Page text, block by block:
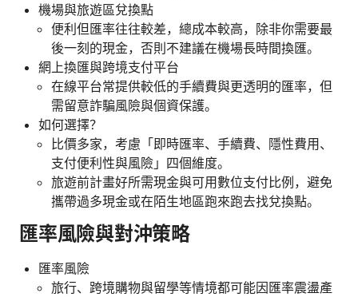
機場與旅遊區兌換點
便利但匯率往往較差，總成本較高，除非你需要最
後一刻的現金，否則不建議在機場長時間換匯。
網上換匯與跨境支付平台
在線平台常提供較低的手續費與更透明的匯率，但
需留意詐騙風險與個資保護。
如何選擇？
比價多家，考慮「即時匯率、手續費、隱性費用、
支付便利性與風險」四個維度。
旅遊前計畫好所需現金與可用數位支付比例，避免
攜帶過多現金或在陌生地區跑來跑去找兌換點。
匯率風險與對沖策略
匯率風險
旅行、跨境購物與留學等情境都可能因匯率震盪產